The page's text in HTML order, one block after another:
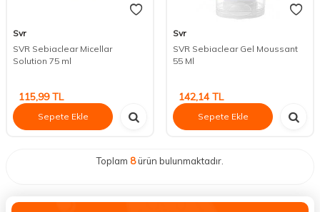
Svr
SVR Sebiaclear Micellar
Solution 75 ml
115,99TL
Sepete Ekle
Svr
SVR Sebiaclear Gel Moussant
55 Ml
142,14 TL
Sepete Ekle
Toplam 8ürün bulunmaktadır.